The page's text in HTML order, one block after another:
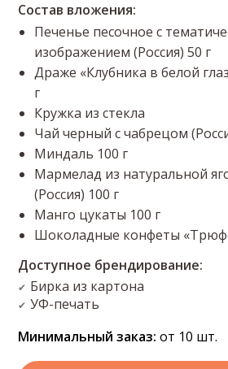
Состав вложения:
Печенье песочное с
изображением (Россия) 50 г
Драже «Клубника в белой
г
Кружка из стекла
Чай черный с чабрецом
Миндаль 100 г
Мармелад из натуральной
(Россия) 100 г
Манго цукаты 100 г
Шоколадные конфеты
Доступное брендирование:
✔ Бирка из картона
✔ УФ-печать
Минимальный заказ: от 10 шт.